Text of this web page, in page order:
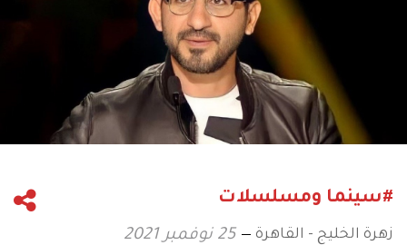
#سينما ومسلسلات
زهرة الخليج - القاهرة 25 نوفمبر 2021